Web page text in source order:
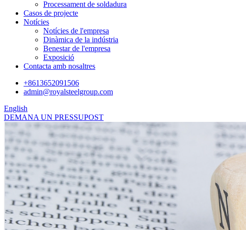
Processament de soldadura
Casos de projecte
Notícies
Notícies de l'empresa
Dinàmica de la indústria
Benestar de l'empresa
Exposició
Contacta amb nosaltres
+8613652091506
admin@royalsteelgroup.com
English
DEMANA UN PRESSUPOST